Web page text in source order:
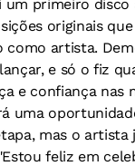
um primeiro disco
originais
como artista.
e só o fiz
e confiança nas
uma
mas o artista
feliz em